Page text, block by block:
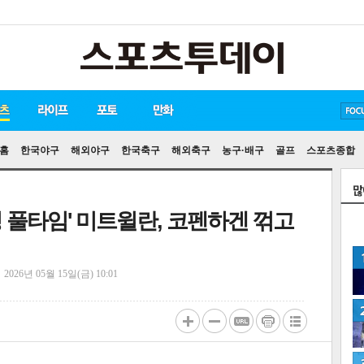
한국야구 해외야구 한국축구 해외축구 농구·배구 골프 스포츠종합
방탄소년단
손흥민
송중기
풀타임' 미트윌란, 코펜하겐 꺾고
2026년 05월 15일(금) 10:01